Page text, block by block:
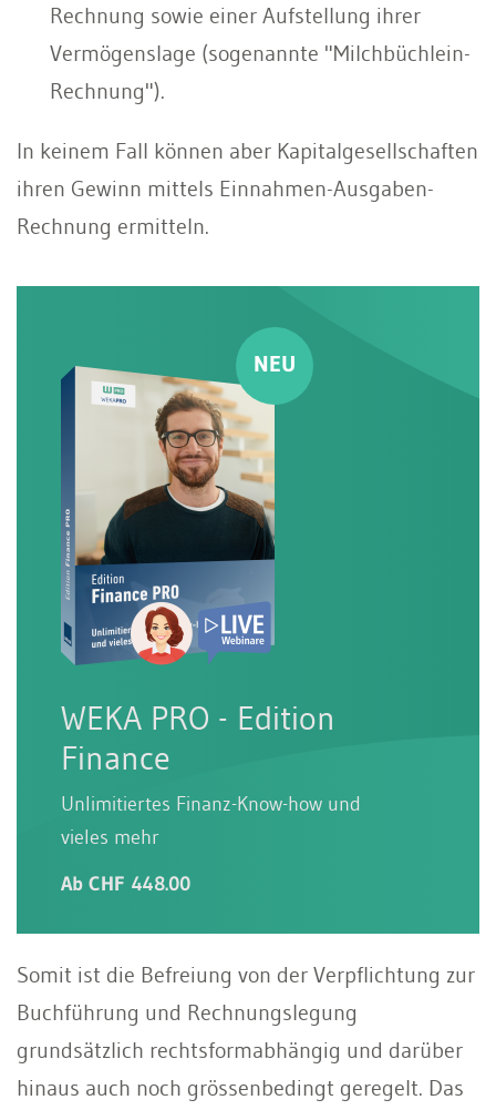
Rechnung sowie einer Aufstellung ihrer
Vermögenslage (sogenannte "Milchbüchlein-
Rechnung").
In keinem Fall können aber Kapitalgesellschaften
ihren Gewinn mittels Einnahmen-Ausgaben-
Rechnung ermitteln.
WEKA PRO - Edition
Finance
Unlimitiertes Finanz-Know-how und
vieles mehr
Ab CHF 448.00
Somit ist die Befreiung von der Verpflichtung zur
Buchführung und Rechnungslegung
grundsätzlich rechtsformabhängig und darüber
hinaus auch noch grössenbedingt geregelt. Das